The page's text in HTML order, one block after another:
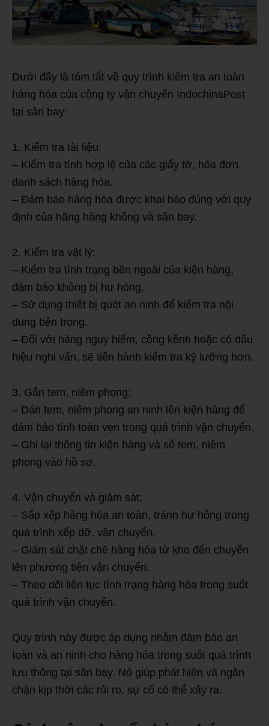
Dưới đây là tóm tắt về quy trình kiểm tra an toàn
hàng hóa của công ty vận chuyển IndochinaPost
tại sân bay:
1. Kiểm tra tài liệu:
– Kiểm tra tính hợp lệ của các giấy tờ, hóa đơn,
danh sách hàng hóa.
– Đảm bảo hàng hóa được khai báo đúng với quy
định của hãng hàng không và sân bay.
2. Kiểm tra vật lý:
– Kiểm tra tình trạng bên ngoài của kiện hàng,
đảm bảo không bị hư hỏng.
– Sử dụng thiết bị quét an ninh để kiểm tra nội
dung bên trong.
– Đối với hàng nguy hiểm, cồng kềnh hoặc có dấu
hiệu nghi vấn, sẽ tiến hành kiểm tra kỹ lưỡng hơn.
3. Gắn tem, niêm phong:
– Dán tem, niêm phong an ninh lên kiện hàng để
đảm bảo tính toàn vẹn trong quá trình vận chuyển.
– Ghi lại thông tin kiện hàng và số tem, niêm
phong vào hồ sơ.
4. Vận chuyển và giám sát:
– Sắp xếp hàng hóa an toàn, tránh hư hỏng trong
quá trình xếp dỡ, vận chuyển.
– Giám sát chặt chẽ hàng hóa từ kho đến chuyển
lên phương tiện vận chuyển.
– Theo dõi liên tục tình trạng hàng hóa trong suốt
quá trình vận chuyển.
Quy trình này được áp dụng nhằm đảm bảo an
toàn và an ninh cho hàng hóa trong suốt quá trình
lưu thông tại sân bay. Nó giúp phát hiện và ngăn
chặn kịp thời các rủi ro, sự cố có thể xảy ra.